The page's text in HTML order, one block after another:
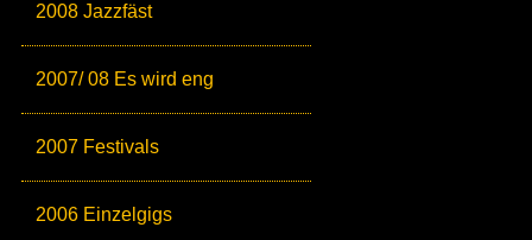
2008 Jazzfäst
2007/ 08 Es wird eng
2007 Festivals
2006 Einzelgigs